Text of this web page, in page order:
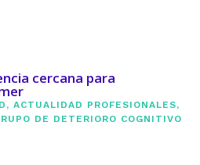
cercana para
,ACTUALIDAD PROFESIONALES,
DE DETERIORO COGNITIVO